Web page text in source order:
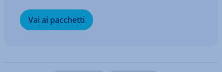
Vai ai pacchetti